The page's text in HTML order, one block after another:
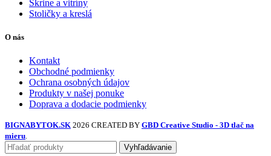
Skrine a vitríny
Stoličky a kreslá
O nás
Kontakt
Obchodné podmienky
Ochrana osobných údajov
Produkty v našej ponuke
Doprava a dodacie podmienky
BIGNABYTOK.SK 2026 CREATED BY GBD Creative Studio - 3D tlač na
mieru.
Vyhľadávanie